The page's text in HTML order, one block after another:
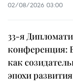
02/08/2026 03:00
33-я
конференция:
как
эпохи развития